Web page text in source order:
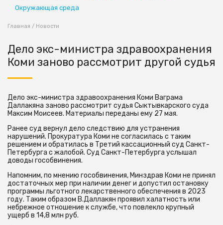
Окружающая среда
Главная / Новости
Дело экс-министра здравоохранения
Коми заново рассмотрит другой судья
Дело экс-министра здравоохранения Коми Ваграма
Даллакяна заново рассмотрит судья Сыктывкарского суда
Максим Моисеев. Материалы переданы ему 27 мая.
Ранее суд вернул дело следствию для устранения
нарушений. Прокуратура Коми не согласилась с таким
решением и обратилась в Третий кассационный суд Санкт-
Петербурга с жалобой. Суд Санкт-Петербурга услышал
доводы гособвинения.
Напомним, по мнению гособвинения, Минздрав Коми не принял
достаточных мер при наличии денег и допустил остановку
программы льготного лекарственного обеспечения в 2023
году. Таким образом В.Даллакян проявил халатность или
небрежное отношение к службе, что повлекло крупный
ущерб в 14,8 млн руб.